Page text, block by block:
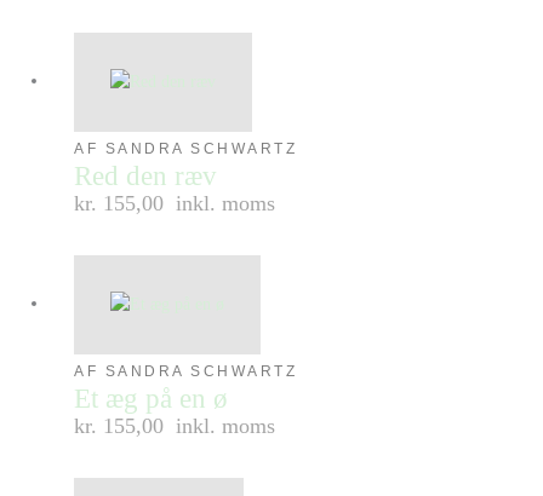
AF SANDRA SCHWARTZ
Red den ræv
kr. 155,00 inkl. moms
AF SANDRA SCHWARTZ
Et æg på en ø
kr. 155,00 inkl. moms